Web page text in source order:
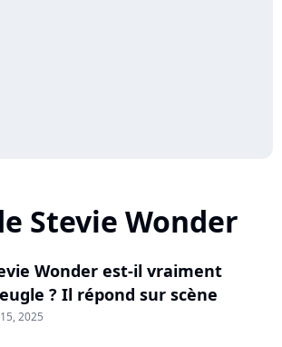
Stevie Wonder
Wonder est-il vraiment
? Il répond sur scène
2025